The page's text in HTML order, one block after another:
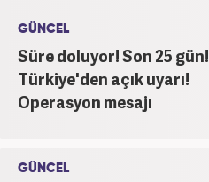
GÜNCEL
Süre doluyor! Son 25 gün!
Türkiye'den açık uyarı!
Operasyon mesajı
GÜNCEL